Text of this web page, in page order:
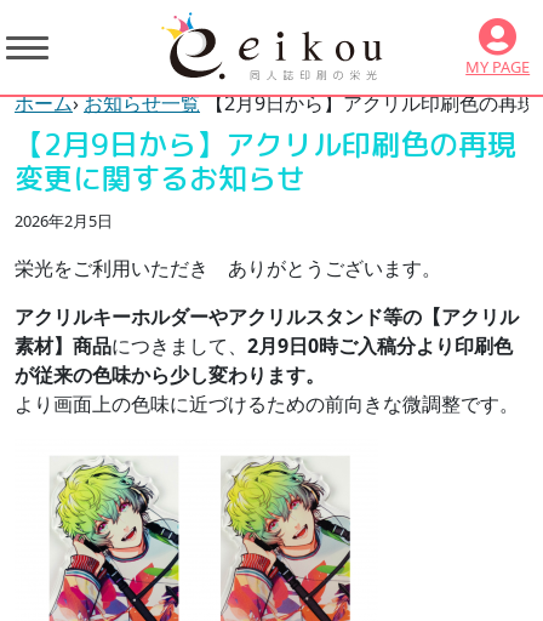
MY PAGE
ホーム›お知らせ一覧【2月9日から】アクリル印刷色の再
【2月9日から】アクリル印刷色の再現
変更に関するお知らせ
2026年2月5日
栄光をご利用いただき ありがとうございます。
アクリルキーホルダーやアクリルスタンド等の【アクリル
素材】商品につきまして、 2月9日0時ご入稿分より印刷色
が従来の色味から少し変わります。
より画面上の色味に近づけるための前向きな微調整です。